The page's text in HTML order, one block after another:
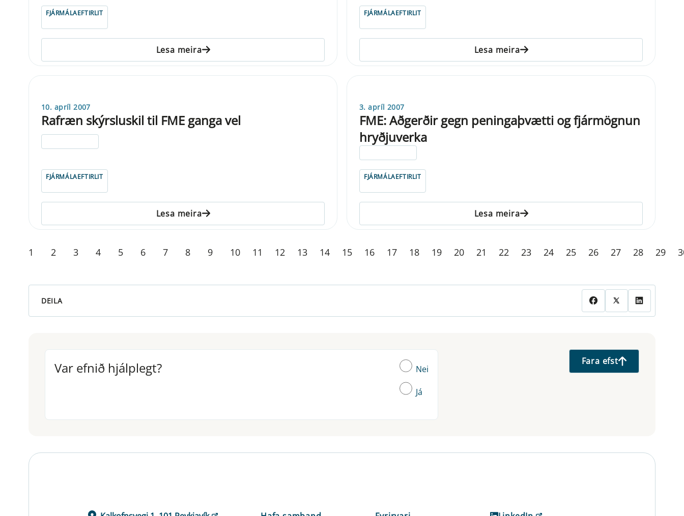
FJÁRMÁLAEFTIRLIT
Lesa meira
FJÁRMÁLAEFTIRLIT
Lesa meira
10. apríl 2007
Rafræn skýrsluskil til FME ganga vel
FJÁRMÁLAEFTIRLIT
Lesa meira
3. apríl 2007
FME: Aðgerðir gegn peningaþvætti og fjármögnun
hryðjuverka
FJÁRMÁLAEFTIRLIT
Lesa meira
1 2 3 4 5 6 7 8 9 10 11 12 13 14 15 16 17 18 19 20 21 22 23 24 25 26 27 28 29
DEILA
Var efnið hjálplegt?
Var efnið hjálplegt? Nei
Já
Fara efst